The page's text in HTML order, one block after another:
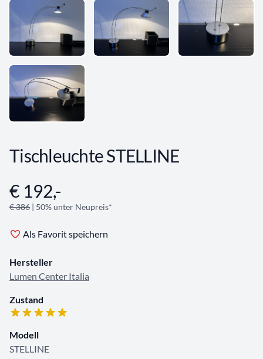
Tischleuchte STELLINE
Angebotsinformationen
€ 192,-
€ 386 | 50% unter Neupreis*
Als Favorit speichern
Hersteller
Lumen Center Italia
Zustand
Modell
STELLINE